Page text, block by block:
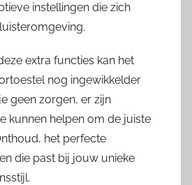
instellingen die zich
extra functies kan het
nog ingewikkelder
geen zorgen, er zijn
kunnen helpen om de juiste
het perfecte
die past bij jouw unieke